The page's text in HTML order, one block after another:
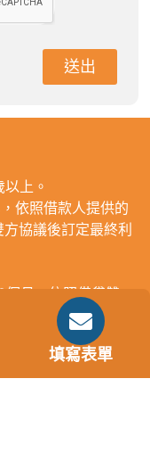
送出
上。
依照借款人提供的
協議後訂定最終利
個月，依照借貸雙
經多方比較利率
須還清借款，年
，無須手續費。
填寫表單